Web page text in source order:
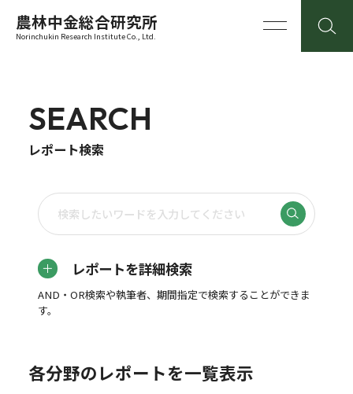
農林中金総合研究所
Norinchukin Research Institute Co., Ltd.
SEARCH
レポート検索
レポートを詳細検索
AND・OR検索や執筆者、期間指定で検索することができま
す。
各分野のレポートを一覧表示